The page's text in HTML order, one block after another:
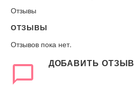
Отзывы
ОТЗЫВЫ
Отзывов пока нет.
ДОБАВИТЬ ОТЗЫВ